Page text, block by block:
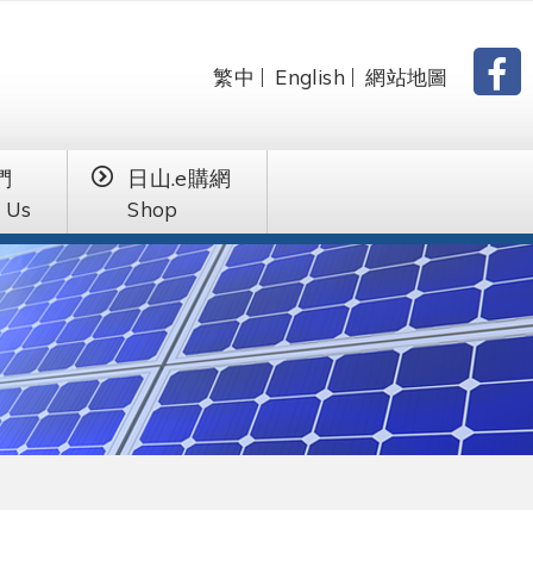
繁中 English 網站地圖
日山.e購網
Shop